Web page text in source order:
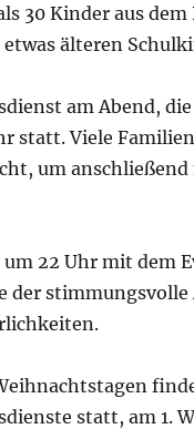
30 Kinder aus
älteren
am Abend,
statt. Viele
um
22 Uhr mit dem
der stimmungsvolle
statt, am 1.